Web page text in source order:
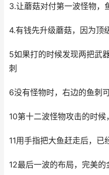
3.让蘑菇对付第一波怪物，
4.有钱先升级蘑菇，因为顶
5如果打的时候发现两把武
刺
6没有怪物时，右边的鱼刺
10第十二波怪物攻击的时候
11用手指把大鱼赶走后，已
12最后一波的布局，完美的